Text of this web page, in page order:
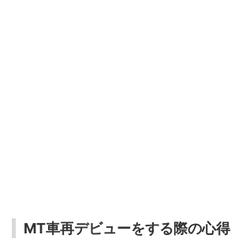
MT車再デビューをする際の心得